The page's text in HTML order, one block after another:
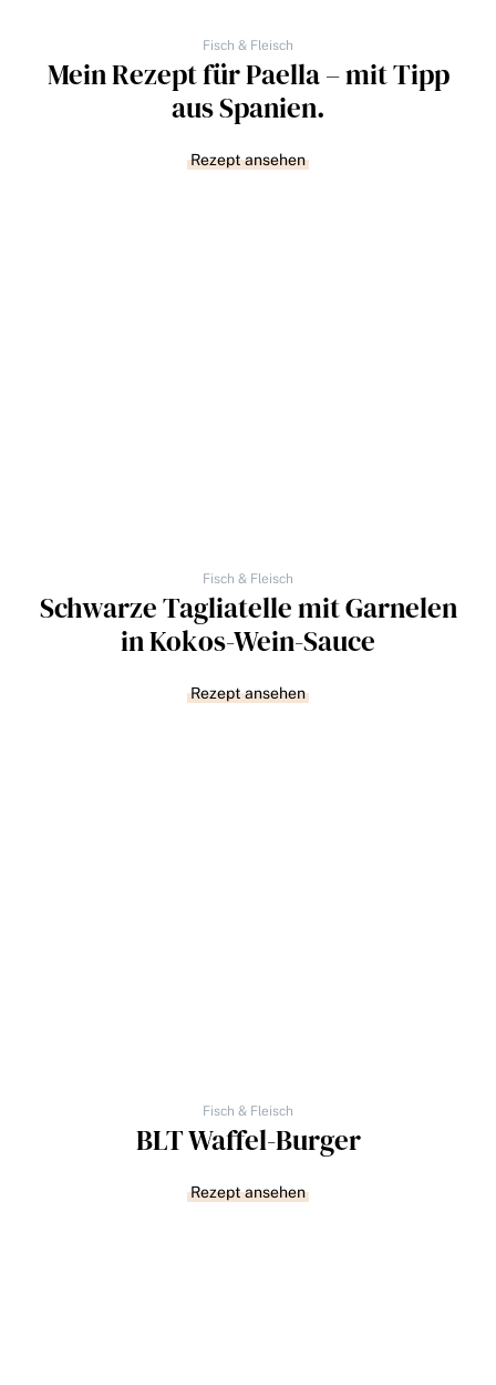
Fisch & Fleisch
Mein Rezept für Paella – mit Tipp
aus Spanien.
Rezept ansehen
Fisch & Fleisch
Schwarze Tagliatelle mit Garnelen
in Kokos-Wein-Sauce
Rezept ansehen
Fisch & Fleisch
BLT Waffel-Burger
Rezept ansehen